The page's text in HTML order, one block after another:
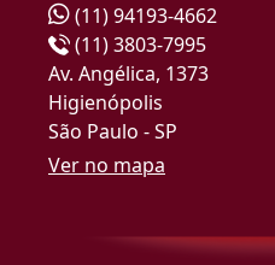
(11) 94193-4662
(11) 3803-7995
Av. Angélica, 1373
Higienópolis
São Paulo - SP
Ver no mapa